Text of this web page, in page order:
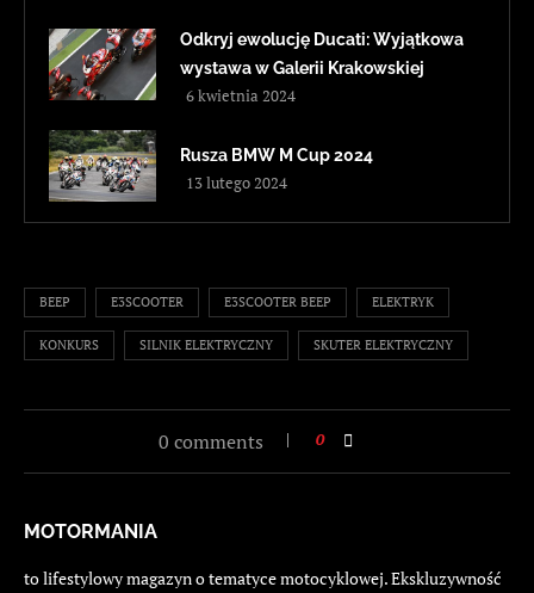
Odkryj ewolucję Ducati: Wyjątkowa
wystawa w Galerii Krakowskiej
6 kwietnia 2024
Rusza BMW M Cup 2024
13 lutego 2024
BEEP E3SCOOTER E3SCOOTER BEEP ELEKTRYK
KONKURS SILNIK ELEKTRYCZNY SKUTER ELEKTRYCZNY
0 comments 0
MOTORMANIA
to lifestylowy magazyn o tematyce motocyklowej. Ekskluzywność